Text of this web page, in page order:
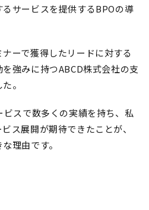
サービスを提供するBPOの導
ーで獲得したリードに対する
強みに持つABCD株式会社の支
。
スで数多くの実績を持ち、私
ス展開が期待できたことが、
理由です。